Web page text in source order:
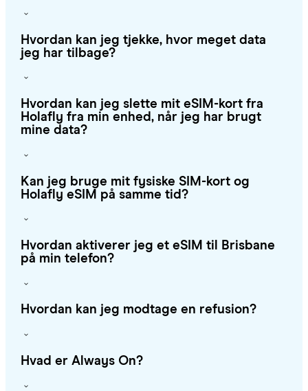
Hvordan kan jeg tjekke, hvor meget data
jeg har tilbage?
Hvordan kan jeg slette mit eSIM-kort fra
Holafly fra min enhed, når jeg har brugt
mine data?
Kan jeg bruge mit fysiske SIM-kort og
Holafly eSIM på samme tid?
Hvordan aktiverer jeg et eSIM til Brisbane
på min telefon?
Hvordan kan jeg modtage en refusion?
Hvad er Always On?